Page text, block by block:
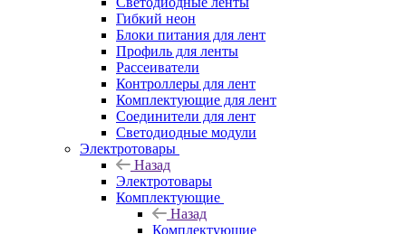
Гибкий неон
Блоки питания для лент
Профиль для ленты
Рассеиватели
Контроллеры для лент
Комплектующие для лент
Соединители для лент
Светодиодные модули
Электротовары
Назад
Электротовары
Комплектующие
Назад
Комплектующие